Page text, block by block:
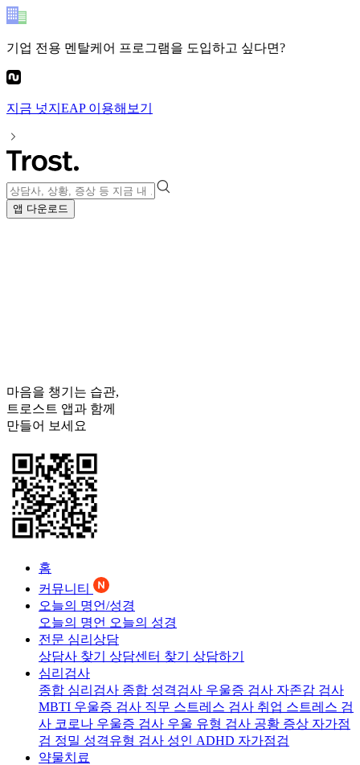
기업 전용 멘탈케어 프로그램을 도입하고 싶다면?
지금 넛지EAP이용해보기
앱 다운로드
마음을 챙기는 습관,
트로스트 앱과 함께
만들어 보세요
홈
커뮤니티
오늘의 명언/성경
오늘의 명언 오늘의 성경
전문 심리상담
상담사 찾기 상담센터 찾기 상담하기
심리검사
종합 심리검사 종합 성격검사 우울증 검사 자존감 검사
MBTI 우울증 검사 직무 스트레스 검사 취업 스트레스 검
사 코로나 우울증 검사 우울 유형 검사 공황 증상 자가점
검 정밀 성격유형 검사 성인 ADHD 자가점검
약물치료